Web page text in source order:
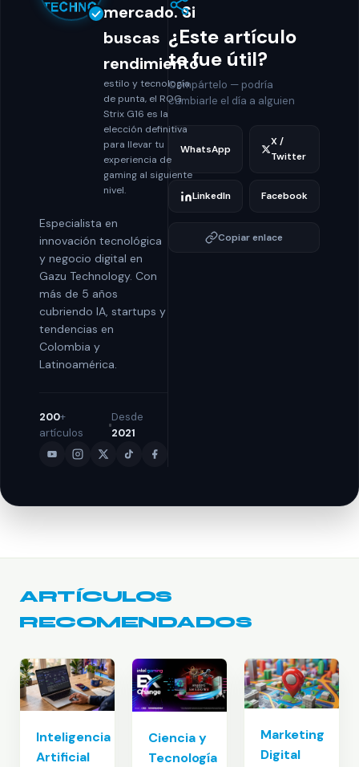
mercado. Si
buscas
rendimiento
estilo y tecnología
de punta, el ROG
Strix G16 es la
elección definitiva
para llevar tu
experiencia de
gaming al siguiente
nivel.
Especialista en
innovación tecnológica
y negocio digital en
Gazu Technology. Con
más de 5 años
cubriendo IA, startups y
tendencias en
Colombia y
Latinoamérica.
200+
artículos
Desde
2021
¿Este artículo
te fue útil?
Compártelo — podría
cambiarle el día a alguien
WhatsApp
X /
Twitter
LinkedIn Facebook
Copiar enlace
ARTÍCULOS
RECOMENDADOS
Inteligencia
Artificial
Ciencia y
Tecnología
Marketing
Digital